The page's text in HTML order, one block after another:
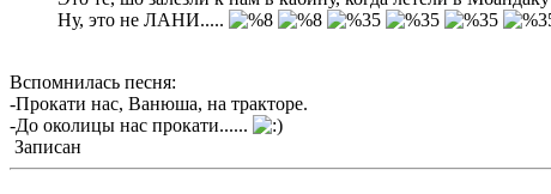
Ну, это не ЛАНИ.....
Вспомнилась песня:
-Прокати нас, Ванюша, на тракторе.
-До околицы нас прокати......
Записан